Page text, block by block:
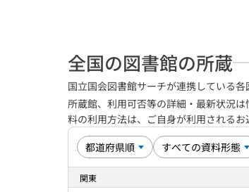
全国の図書館の所蔵
国立国会図書館サーチが連携している
所蔵館、利用可否等の詳細・最新状況
料の利用方法は、ご自身が利用される
関東